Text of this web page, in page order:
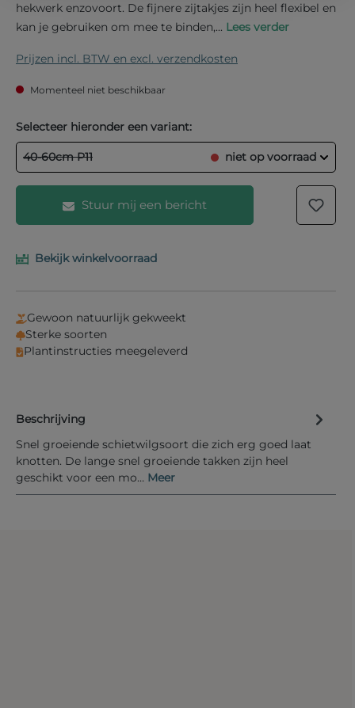
hekwerk enzovoort. De fijnere zijtakjes zijn heel flexibel en
kan je gebruiken om mee te binden,... Lees verder
Prijzen incl. BTW en excl. verzendkosten
Momenteel niet beschikbaar
Selecteer hieronder een variant:
40-60cm P11 niet op voorraad
Stuur mij een bericht
Vul je e-mailadres in het onderstaande veld in en
voorraad is.
Informeer mij bij nieuwe voorraad
Bekijk winkelvoorraad
Gewoon natuurlijk gekweekt
Sterke soorten
Plantinstructies meegeleverd
Beschrijving
Snel groeiende schietwilgsoort die zich erg goed laat
knotten. De lange snel groeiende takken zijn heel
geschikt voor een mo… Meer